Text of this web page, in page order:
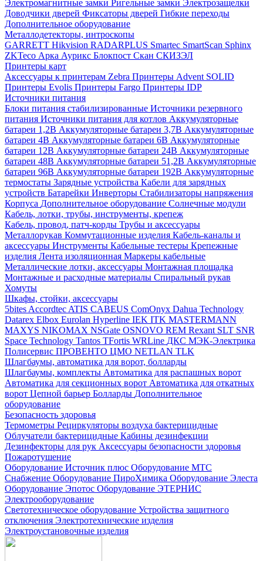
Электромагнитные замки Ригельные замки Электрозащелки
Доводчики дверей Фиксаторы дверей Гибкие переходы
Дополнительное оборудование
Металлодетекторы, интроскопы
GARRETT Hikvision RADARPLUS Smartec SmartScan Sphinx
ZKTeco Арка Аурикс Блокпост Скан СКИЗЭЛ
Принтеры карт
Аксессуары к принтерам Zebra Принтеры Advent SOLID
Принтеры Evolis Принтеры Fargo Принтеры IDP
Источники питания
Блоки питания стабилизированные Источники резервного
питания Источники питания для котлов Аккумуляторные
батареи 1,2В Аккумуляторные батареи 3,7В Аккумуляторные
батареи 4В Аккумуляторные батареи 6В Аккумуляторные
батареи 12В Аккумуляторные батареи 24В Аккумуляторные
батареи 48В Аккумуляторные батареи 51,2В Аккумуляторные
батареи 96В Аккумуляторные батареи 192В Аккумуляторные
термостаты Зарядные устройства Кабели для зарядных
устройств Батарейки Инверторы Стабилизаторы напряжения
Корпуса Дополнительное оборудование Солнечные модули
Кабель, лотки, трубы, инструменты, крепеж
Кабель, провод, патч-корды Трубы и аксессуары
Металлорукав Коммутационные изделия Кабель-каналы и
аксессуары Инструменты Кабельные тестеры Крепежные
изделия Лента изоляционная Маркеры кабельные
Металлические лотки, аксессуары Монтажная площадка
Монтажные и расходные материалы Спиральный рукав
Хомуты
Шкафы, стойки, аксессуары
5bites Accordtec ATIS CABEUS ComOnyx Dahua Technology
Datarex Elbox Eurolan Hyperline IEK ITK MASTERMANN
MAXYS NIKOMAX NSGate OSNOVO REM Rexant SLT SNR
Space Technology Tantos TFortis WRLine ДКС МЭК-Электрика
Полисервис ПРОВЕНТО ЦМО NETLAN TLK
Шлагбаумы, автоматика для ворот, болларды
Шлагбаумы, комплекты Автоматика для распашных ворот
Автоматика для секционных ворот Автоматика для откатных
ворот Цепной барьер Болларды Дополнительное
оборудование
Безопасность здоровья
Термометры Рециркуляторы воздуха бактерицидные
Облучатели бактерицидные Кабины дезинфекции
Дезинфекторы для рук Аксессуары безопасности здоровья
Пожаротушение
Оборудование Источник плюс Оборудование МТС
Снабжение Оборудование ПироХимика Оборудование Элеста
Оборудование Эпотос Оборудование ЭТЕРНИС
Электрооборудование
Светотехническое оборудование Устройства защитного
отключения Электротехнические изделия
Электроустановочные изделия